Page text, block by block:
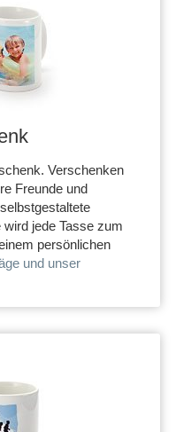
Verschenken
Freunde und
jede Tasse zum
persönlichen
und unser